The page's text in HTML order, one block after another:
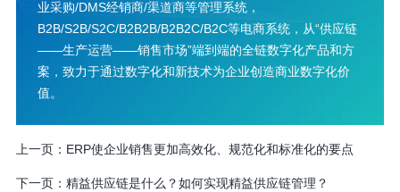
业采购/DMS经销商/渠道商等管理系统，
B2B/S2B/S2C/B2B2B/B2B2C/B2C等电商系统，从“供应链
——生产运营——销售市场”端到端的全链数字化产品和方
案，致力于通过数字化和新技术为企业创造商业数字化价
值。
上一页： ERP使企业销售更加高效化、规范化和标准化的要点
下一页： 精益供应链是什么？如何实现精益供应链管理？